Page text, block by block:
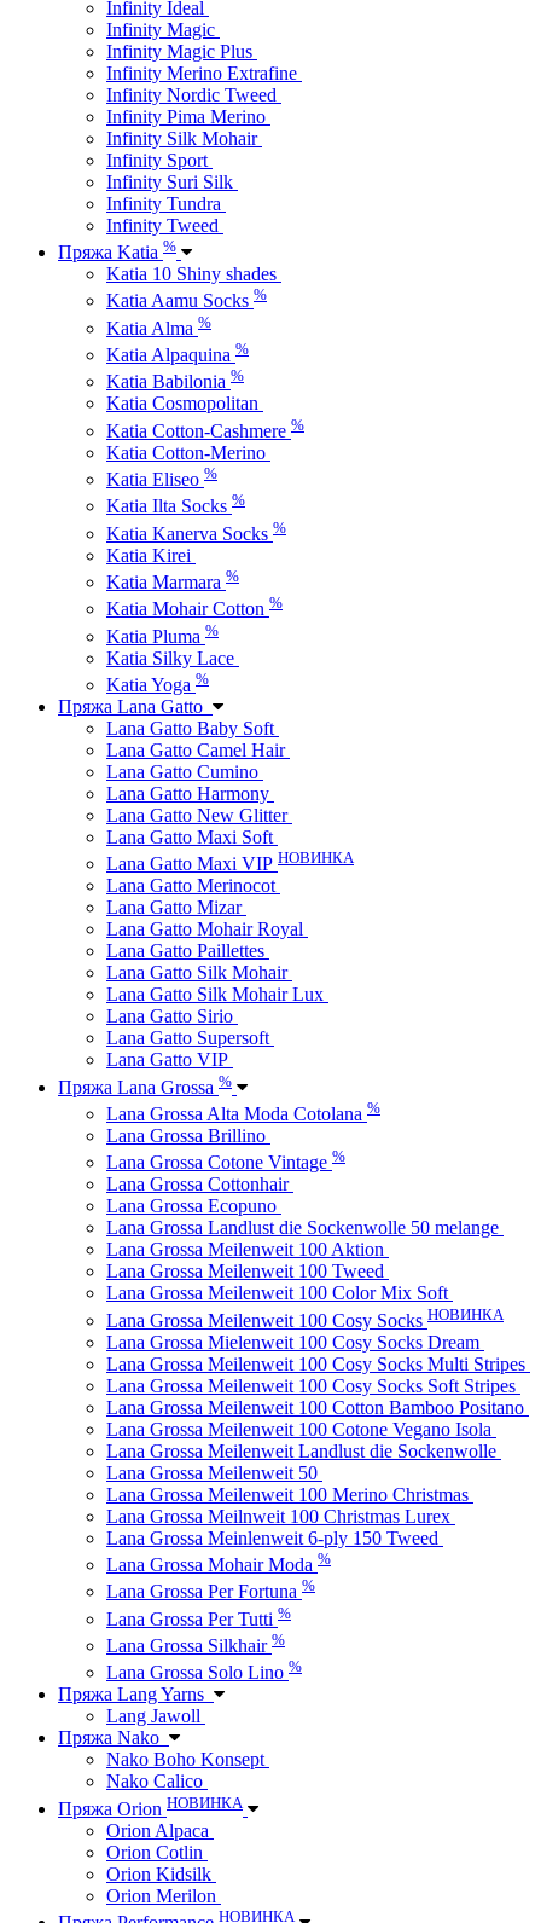
Infinity Ideal
Infinity Magic
Infinity Magic Plus
Infinity Merino Extrafine
Infinity Nordic Tweed
Infinity Pima Merino
Infinity Silk Mohair
Infinity Sport
Infinity Suri Silk
Infinity Tundra
Infinity Tweed
Пряжа Katia %
Katia 10 Shiny shades
Katia Aamu Socks %
Katia Alma %
Katia Alpaquina %
Katia Babilonia %
Katia Cosmopolitan
Katia Cotton-Cashmere %
Katia Cotton-Merino
Katia Eliseo %
Katia Ilta Socks %
Katia Kanerva Socks %
Katia Kirei
Katia Marmara %
Katia Mohair Cotton %
Katia Pluma %
Katia Silky Lace
Katia Yoga %
Пряжа Lana Gatto
Lana Gatto Baby Soft
Lana Gatto Camel Hair
Lana Gatto Cumino
Lana Gatto Harmony
Lana Gatto New Glitter
Lana Gatto Maxi Soft
Lana Gatto Maxi VIP НОВИНКА
Lana Gatto Merinocot
Lana Gatto Mizar
Lana Gatto Mohair Royal
Lana Gatto Paillettes
Lana Gatto Silk Mohair
Lana Gatto Silk Mohair Lux
Lana Gatto Sirio
Lana Gatto Supersoft
Lana Gatto VIP
Пряжа Lana Grossa %
Lana Grossa Alta Moda Cotolana %
Lana Grossa Brillino
Lana Grossa Cotone Vintage %
Lana Grossa Cottonhair
Lana Grossa Ecopuno
Lana Grossa Landlust die Sockenwolle 50 melange
Lana Grossa Meilenweit 100 Aktion
Lana Grossa Meilenweit 100 Tweed
Lana Grossa Meilenweit 100 Color Mix Soft
Lana Grossa Meilenweit 100 Cosy Socks НОВИНКА
Lana Grossa Mielenweit 100 Cosy Socks Dream
Lana Grossa Meilenweit 100 Cosy Socks Multi Stripes
Lana Grossa Meilenweit 100 Cosy Socks Soft Stripes
Lana Grossa Meilenweit 100 Cotton Bamboo Positano
Lana Grossa Meilenweit 100 Cotone Vegano Isola
Lana Grossa Meilenweit Landlust die Sockenwolle
Lana Grossa Meilenweit 50
Lana Grossa Meilenweit 100 Merino Christmas
Lana Grossa Meilnweit 100 Christmas Lurex
Lana Grossa Meinlenweit 6-ply 150 Tweed
Lana Grossa Mohair Moda %
Lana Grossa Per Fortuna %
Lana Grossa Per Tutti %
Lana Grossa Silkhair %
Lana Grossa Solo Lino %
Пряжа Lang Yarns
Lang Jawoll
Пряжа Nako
Nako Boho Konsept
Nako Calico
Пряжа Orion НОВИНКА
Orion Alpaca
Orion Cotlin
Orion Kidsilk
Orion Merilon
НОВИНКА